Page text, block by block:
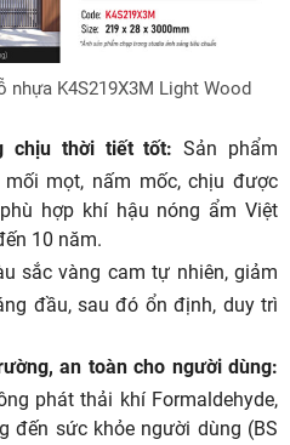
nhựa K4S219X3M Light Wood
chịu thời tiết tốt: Sản phẩm
mối mọt, nấm mốc, chịu được
hợp khí hậu nóng ẩm Việt
10 năm.
sắc vàng cam tự nhiên, giảm
đầu, sau đó ổn định, duy trì
an toàn cho người dùng:
phát thải khí Formaldehyde,
đến sức khỏe người dùng (BS